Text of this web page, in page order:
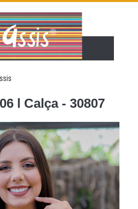
INICIAL
VIRTUAL
l Calça - 30807